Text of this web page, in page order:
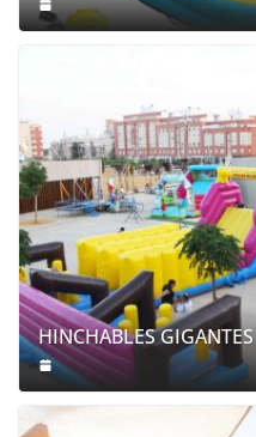
HINCHABLES GIGANTES